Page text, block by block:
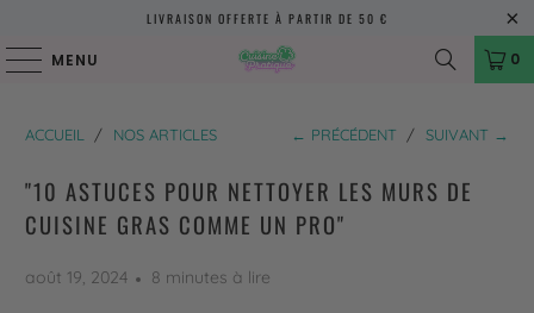
LIVRAISON OFFERTE À PARTIR DE 50 €
MENU 0
ACCUEIL / NOS ARTICLES ← PRÉCÉDENT / SUIVANT →
"10 ASTUCES POUR NETTOYER LES MURS DE
CUISINE GRAS COMME UN PRO"
août 19, 2024 8 minutes à lire